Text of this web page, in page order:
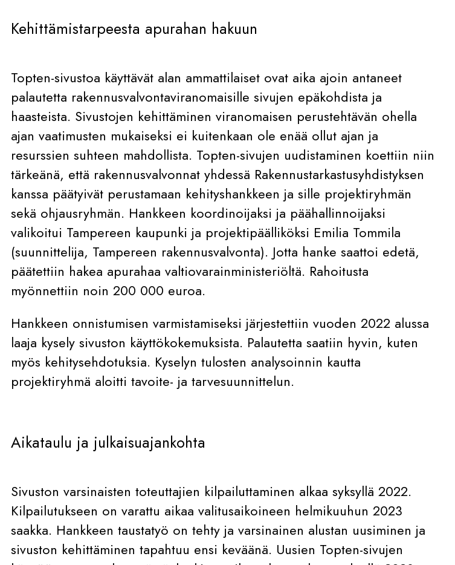
Kehittämistarpeesta apurahan hakuun
Topten-sivustoa käyttävät alan ammattilaiset ovat aika ajoin antaneet
palautetta rakennusvalvontaviranomaisille sivujen epäkohdista ja
haasteista. Sivustojen kehittäminen viranomaisen perustehtävän ohella
ajan vaatimusten mukaiseksi ei kuitenkaan ole enää ollut ajan ja
resurssien suhteen mahdollista. Topten-sivujen uudistaminen koettiin niin
tärkeänä, että rakennusvalvonnat yhdessä Rakennustarkastusyhdistyksen
kanssa päätyivät perustamaan kehityshankkeen ja sille projektiryhmän
sekä ohjausryhmän. Hankkeen koordinoijaksi ja päähallinnoijaksi
valikoitui Tampereen kaupunki ja projektipäälliköksi Emilia Tommila
(suunnittelija, Tampereen rakennusvalvonta). Jotta hanke saattoi edetä,
päätettiin hakea apurahaa valtiovarainministeriöltä. Rahoitusta
myönnettiin noin 200 000 euroa.
Hankkeen onnistumisen varmistamiseksi järjestettiin vuoden 2022 alussa
laaja kysely sivuston käyttökokemuksista. Palautetta saatiin hyvin, kuten
myös kehitysehdotuksia. Kyselyn tulosten analysoinnin kautta
projektiryhmä aloitti tavoite- ja tarvesuunnittelun.
Aikataulu ja julkaisuajankohta
Sivuston varsinaisten toteuttajien kilpailuttaminen alkaa syksyllä 2022.
Kilpailutukseen on varattu aikaa valitusaikoineen helmikuuhun 2023
saakka. Hankkeen taustatyö on tehty ja varsinainen alustan uusiminen ja
sivuston kehittäminen tapahtuu ensi keväänä. Uusien Topten-sivujen